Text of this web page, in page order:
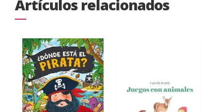
Artículos relacionados